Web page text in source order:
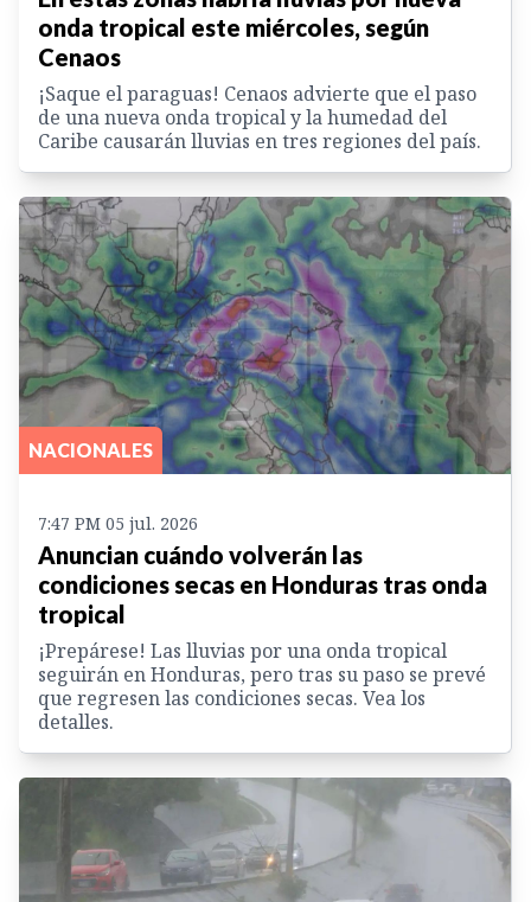
onda tropical este miércoles, según
Cenaos
¡Saque el paraguas! Cenaos advierte que el paso
de una nueva onda tropical y la humedad del
Caribe causarán lluvias en tres regiones del país.
NACIONALES
7:47 PM 05 jul. 2026
Anuncian cuándo volverán las
condiciones secas en Honduras tras onda
tropical
¡Prepárese! Las lluvias por una onda tropical
seguirán en Honduras, pero tras su paso se prevé
que regresen las condiciones secas. Vea los
detalles.